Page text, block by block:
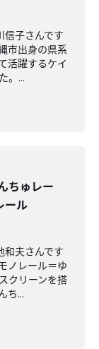
信子さんです
市出身の県系
活躍するケイ
。...
ちゅレー
ール
和夫さんです
ノレール＝ゆ
クリーンを搭
ち...